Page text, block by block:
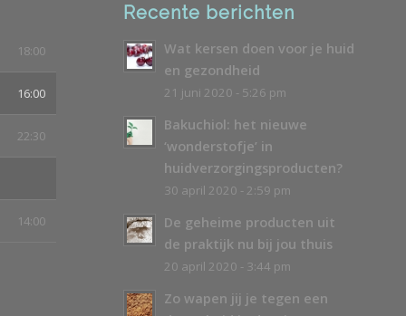
18:00
16:00
22:30
14:00
Recente berichten
Wat kersen doen voor je huid
en gezondheid
21 juni 2020 - 5:26 pm
Bakuchiol: het nieuwe
‘wonderstofje’ in
huidverzorgingsproducten?
30 april 2020 - 2:59 pm
De geheime producten uit
de praktijk nu bij jou thuis
20 april 2020 - 3:44 pm
Zo wapen jij je tegen een